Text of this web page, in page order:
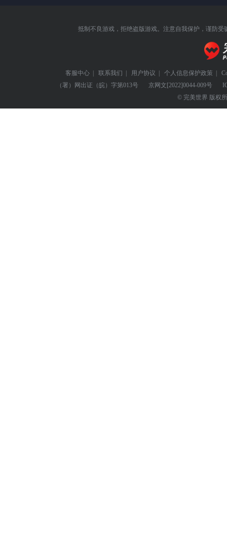
抵制不良游戏，拒绝盗版游戏。注意自我保护，谨防受
客服中心 联系我们 用户协议 个人信息保护政策
（署）网出证（皖）字第013号
京网文 [2022]0044-009号
© 完美世界 版权所